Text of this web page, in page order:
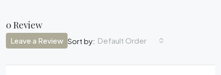
0 Review
Sort by: Default Order
Leave a Review